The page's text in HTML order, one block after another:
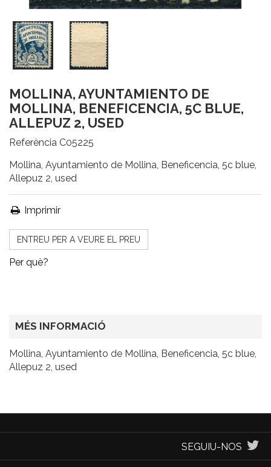
MOLLINA, AYUNTAMIENTO DE
MOLLINA, BENEFICENCIA, 5C BLUE,
ALLEPUZ 2, USED
Referència C05225
Mollina, Ayuntamiento de Mollina, Beneficencia, 5c blue,
Allepuz 2, used
Imprimir
ENTREU PER A VEURE EL PREU
Per què?
MÉS INFORMACIÓ
Mollina, Ayuntamiento de Mollina, Beneficencia, 5c blue,
Allepuz 2, used
SEGUIU-NOS